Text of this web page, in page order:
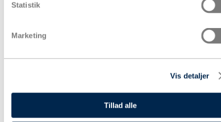
Statistik
Marketing
Vis detaljer
Tillad alle